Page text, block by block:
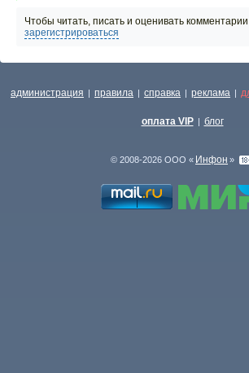
Чтобы читать, писать и оценивать
зарегистрироваться
администрация | правила | справка | реклама |
оплата VIP | блог
© 2008-2026 ООО « Инфон »